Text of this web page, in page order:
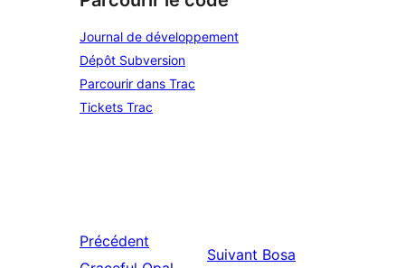
Journal de développement
Dépôt Subversion
Parcourir dans Trac
Tickets Trac
Précédent
Suivant Bosa